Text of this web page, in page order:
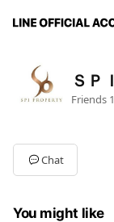
ＳＰ
Friends
Chat
You might like